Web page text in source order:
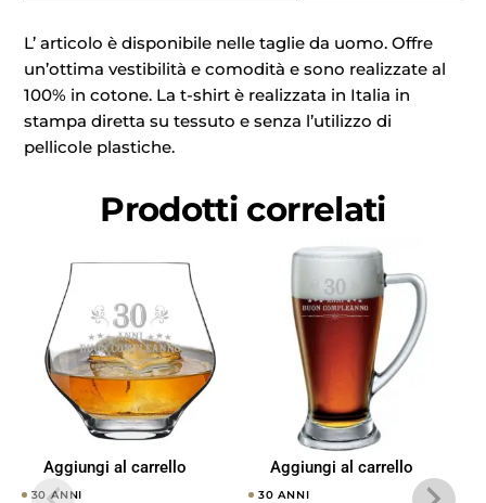
L’ articolo è disponibile nelle taglie da uomo. Offre
un’ottima vestibilità e comodità e sono realizzate al
100% in cotone. La t-shirt è realizzata in Italia in
stampa diretta su tessuto e senza l’utilizzo di
pellicole plastiche.
Prodotti correlati
Aggiungi al carrello
30 ANNI
Aggiungi al carrello
30 ANNI